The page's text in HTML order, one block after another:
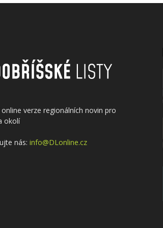
verze regionálních novin pro
okolí
nás: info@DLonline.cz